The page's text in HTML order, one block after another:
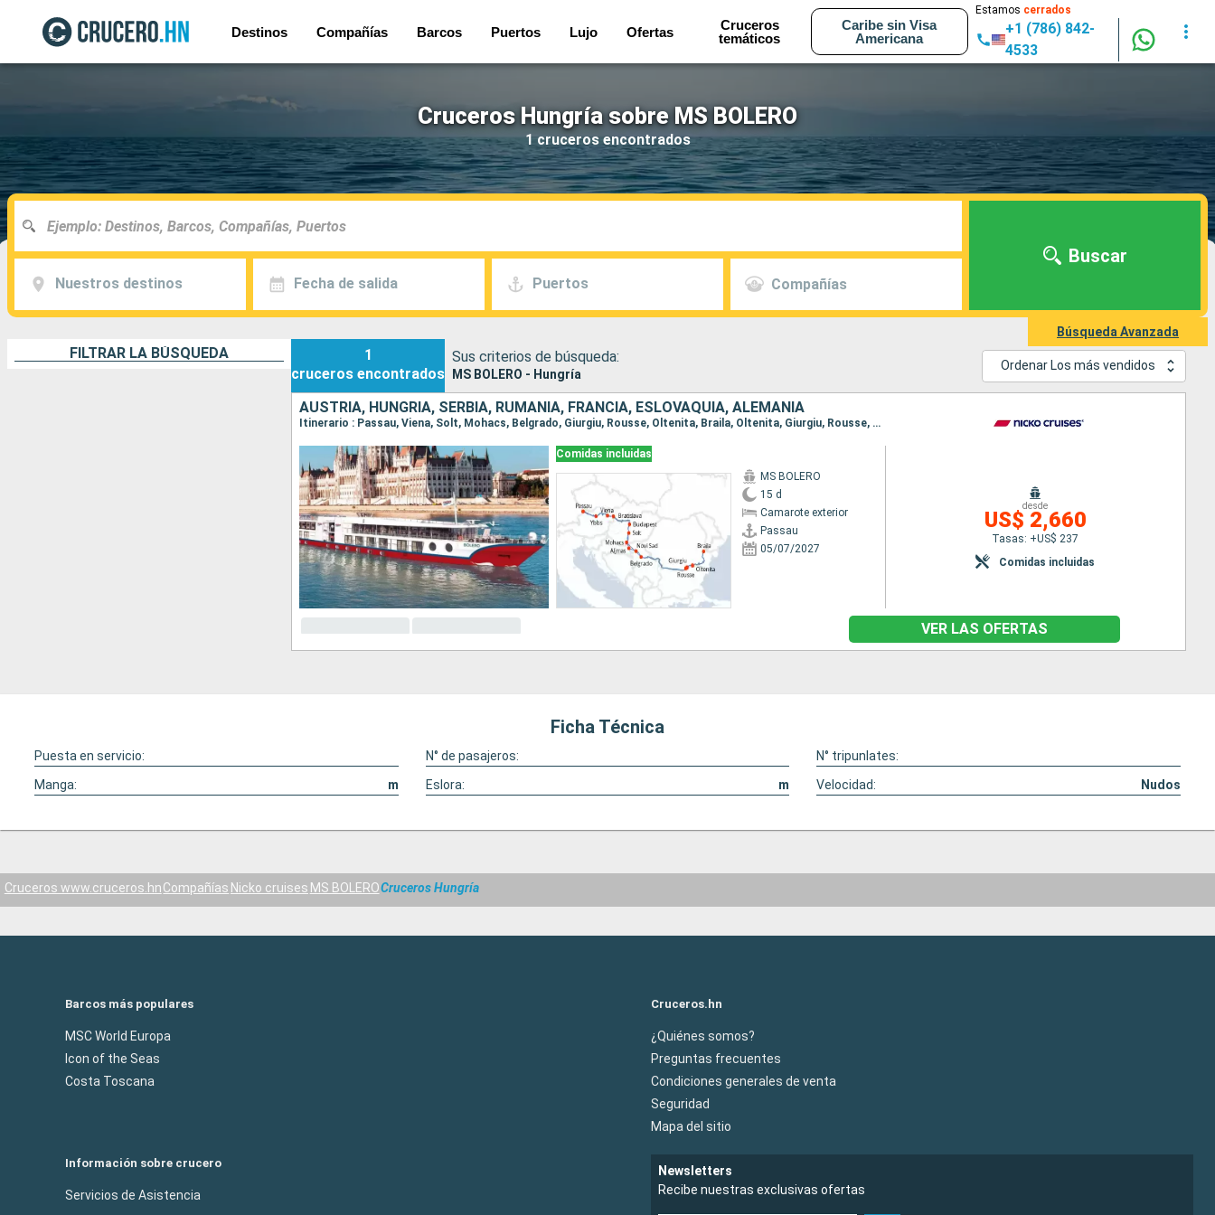
Destinos Compañías Barcos Puertos Lujo Ofertas
Cruceros
temáticos
Caribe sin Visa
Americana
Estamos cerrados
+1 (786) 842-
4533
Cruceros Hungría sobre MS BOLERO
1 cruceros encontrados
Nuestros destinos Fecha de salida Puertos Compañías
Buscar
Búsqueda Avanzada
FILTRAR LA BÚSQUEDA
1
cruceros encontrados
Sus criterios de búsqueda:
MS BOLERO - Hungría
Ordenar Los más vendidos
AUSTRIA, HUNGRÍA, SERBIA, RUMANIA, FRANCIA, ESLOVAQUIA, ALEMANIA
Itinerario : Passau, Viena, Solt, Mohacs, Belgrado, Giurgiu, Rousse, Oltenita, Braila, Oltenita, Giurgiu, Rousse, Novi Sad, Aljmas, Budapest, Bratislava, Ybbs, Passau
Comidas incluidas
MS BOLERO
15 d
Camarote exterior
Passau
05/07/2027
desde
US$ 2,660
Tasas: +US$ 237
Comidas incluidas
VER LAS OFERTAS
Ficha Técnica
Puesta en servicio: N° de pasajeros:
N° tripunlates:
Manga:
m Eslora: m Velocidad: Nudos
Cruceros www.cruceros.hnCompañías Nicko cruises MS BOLEROCruceros Hungría
Barcos más populares
MSC World Europa
Icon of the Seas
Costa Toscana
Cruceros.hn
¿Quiénes somos?
Preguntas frecuentes
Condiciones generales de venta
Seguridad
Mapa del sitio
Información sobre crucero
Servicios de Asistencia
Newsletters
Recibe nuestras exclusivas ofertas